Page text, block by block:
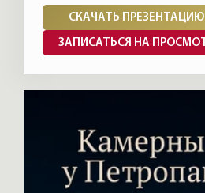
СКАЧАТЬ ПРЕЗЕНТАЦИЮ
ЗАПИСАТЬСЯ НА